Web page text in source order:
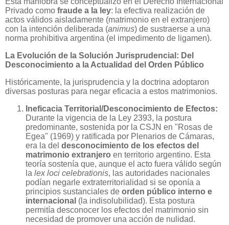
Privado como fraude a la ley: la efectiva realización de
actos válidos aisladamente (matrimonio en el extranjero)
con la intención deliberada (animus) de sustraerse a una
norma prohibitiva argentina (el impedimento de ligamen).
La Evolución de la Solución Jurisprudencial: Del
Desconocimiento a la Actualidad del Orden Público
Históricamente, la jurisprudencia y la doctrina adoptaron
diversas posturas para negar eficacia a estos matrimonios.
Ineficacia Territorial/Desconocimiento de Efectos:
Durante la vigencia de la Ley 2393, la postura
predominante, sostenida por la CSJN en "Rosas de
Egea" (1969) y ratificada por Plenarios de Cámaras,
era la del desconocimiento de los efectos del
matrimonio extranjero en territorio argentino. Esta
teoría sostenía que, aunque el acto fuera válido según
la lex loci celebrationis, las autoridades nacionales
podían negarle extraterritorialidad si se oponía a
principios sustanciales de orden público interno e
internacional (la indisolubilidad). Esta postura
permitía desconocer los efectos del matrimonio sin
necesidad de promover una acción de nulidad.